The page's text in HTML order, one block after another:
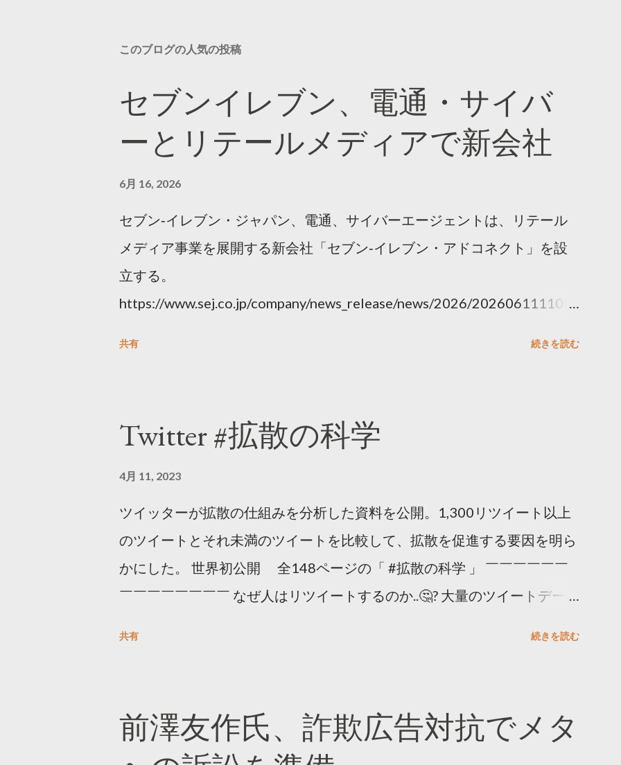
このブログの人気の投稿
セブンイレブン、電通・サイバ
ーとリテールメディアで新会社
6月 16, 2026
セブン‐イレブン・ジャパン、電通、サイバーエージェントは、リテール
メディア事業を展開する新会社「セブン‐イレブン・アドコネクト」を設
立する。
https://www.sej.co.jp/company/news_release/news/2026/202606111100.
共有 続きを読む
Twitter #拡散の科学
4月 11, 2023
ツイッターが拡散の仕組みを分析した資料を公開。1,300リツイート以上
のツイートとそれ未満のツイートを比較して、拡散を促進する要因を明ら
かにした。 世界初公開 全148ページの「 #拡散の科学 」 ￣￣￣￣￣￣
￣￣￣￣￣￣￣￣ なぜ人はリツイートするのか..🤔? 大量のツイートデータ
https://marketing.twitter.com/ja/insights/kakusan
共有 続きを読む
前澤友作氏、詐欺広告対抗でメタ